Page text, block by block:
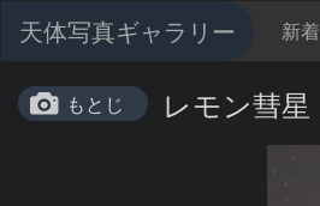
天体写真ギャラリー 新着
もとじ レモン彗星